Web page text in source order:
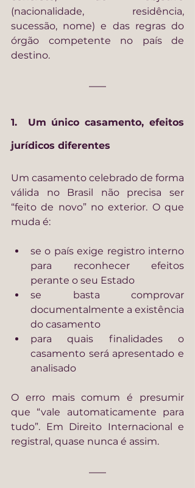
(nacionalidade, residência,
sucessão, nome) e das regras do
órgão competente no país de
destino.
1.  Um único casamento, efeitos
jurídicos diferentes
Um casamento celebrado de forma
válida no Brasil não precisa ser
“feito de novo” no exterior. O que
muda é:
se o país exige registro interno
para reconhecer efeitos
perante o seu Estado
se basta comprovar
documentalmente a existência
do casamento
para quais finalidades o
casamento será apresentado e
analisado
O erro mais comum é presumir
que “vale automaticamente para
tudo”. Em Direito Internacional e
registral, quase nunca é assim.